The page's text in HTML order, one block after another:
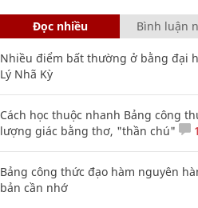
Đọc nhiều Bình luận
Nhiều điểm bất thường ở bằng đại
Lý Nhã Kỳ
Cách học thuộc nhanh Bảng công
lượng giác bằng thơ, "thần chú"
Bảng công thức đạo hàm nguyên
bản cần nhớ